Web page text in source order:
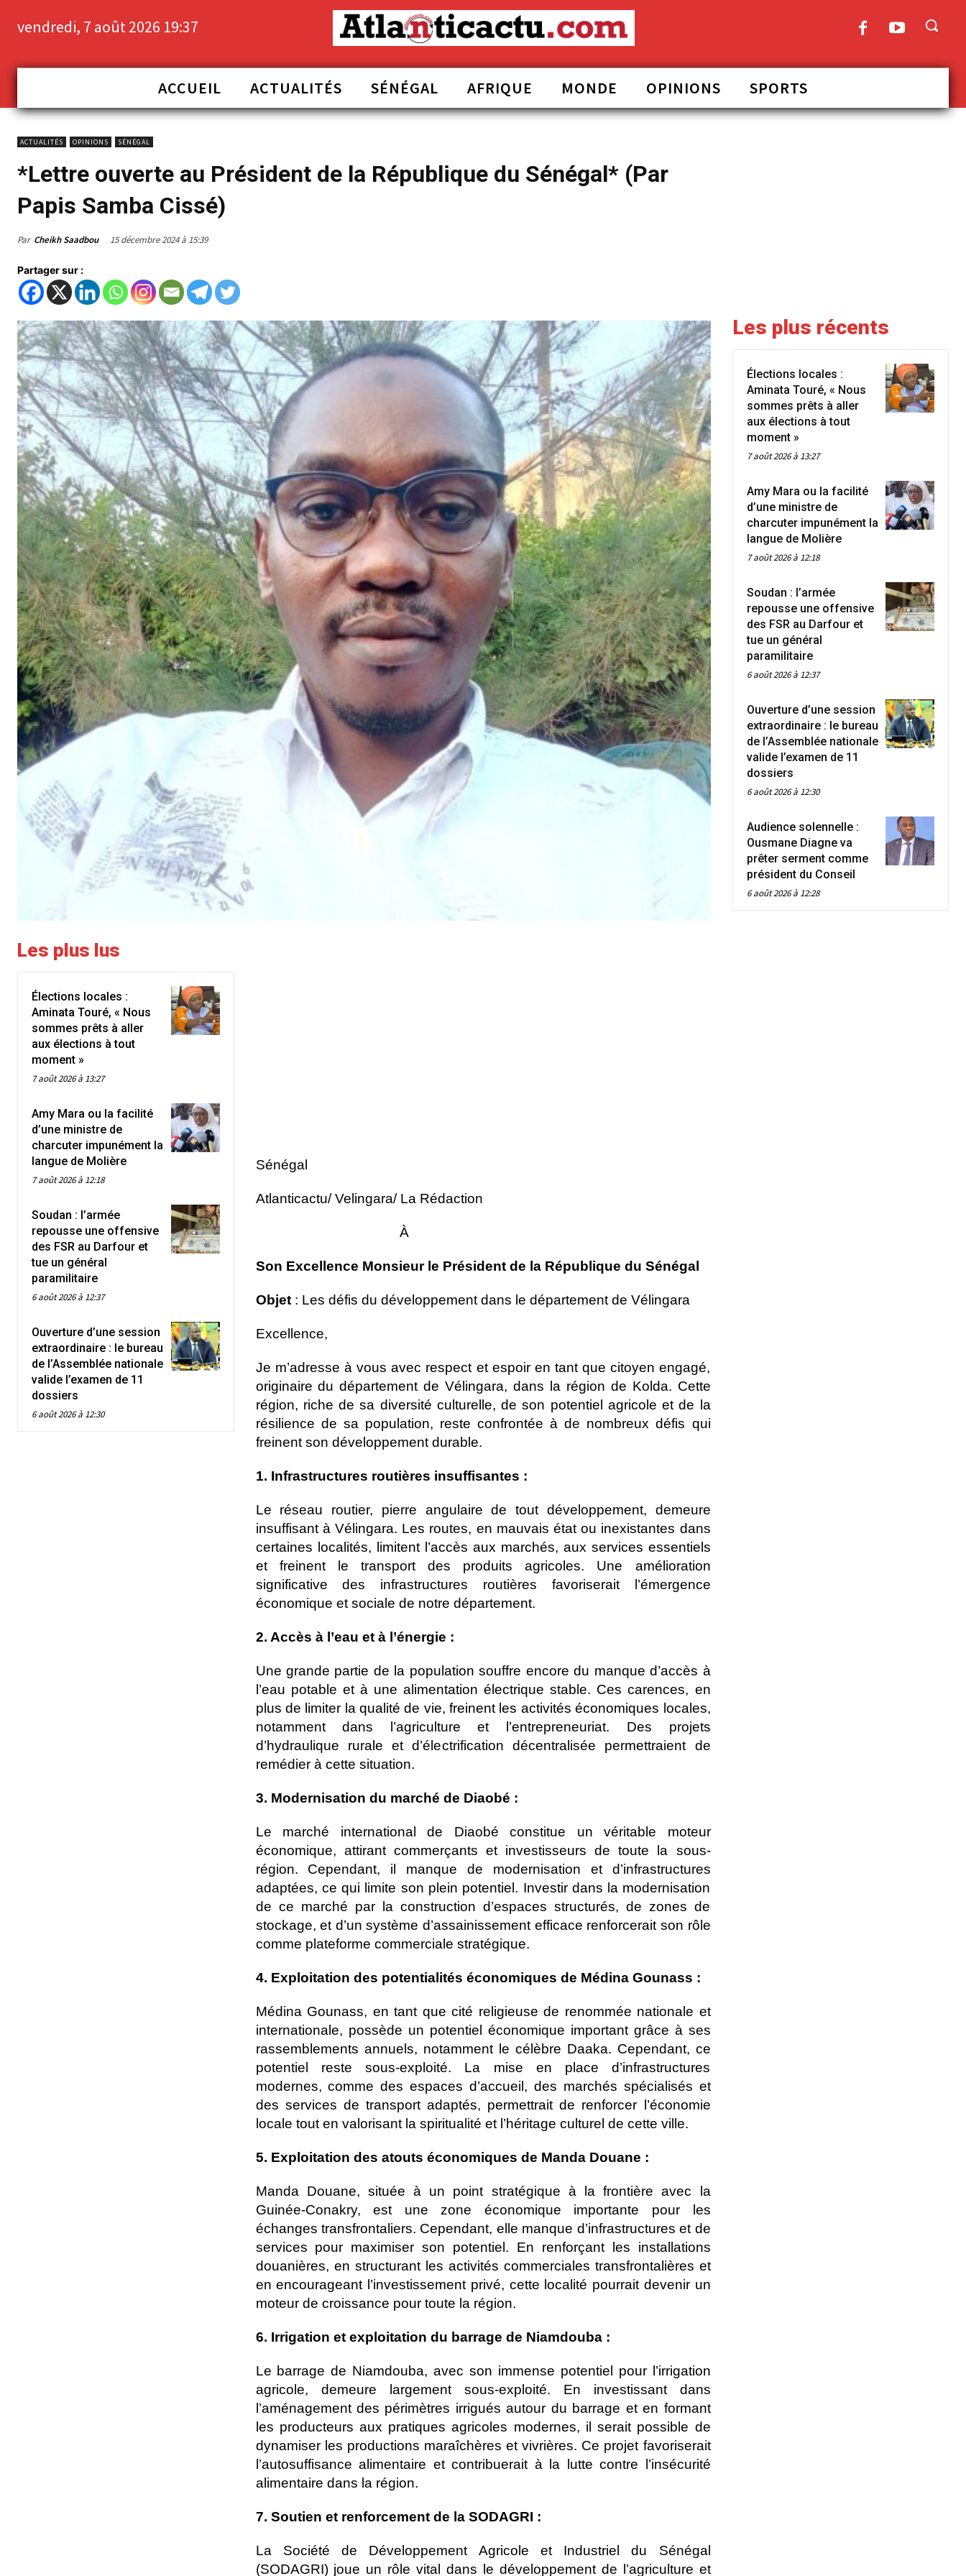
vendredi, 7 août 2026 19:37
ACCUEIL ACTUALITÉS SÉNÉGAL AFRIQUE MONDE OPINIONS SPORTS
ACTUALITÉS OPINIONS SÉNÉGAL
*Lettre ouverte au Président de la République du Sénégal* (Par
Papis Samba Cissé)
Par Cheikh Saadbou 15 décembre 2024 à 15:39
Partager sur :
Les plus lus
Élections locales :
Aminata Touré, « Nous
sommes prêts à aller
aux élections à tout
moment »
7 août 2026 à 13:27
Amy Mara ou la facilité
d’une ministre de
charcuter impunément la
langue de Molière
7 août 2026 à 12:18
Soudan : l’armée
repousse une offensive
des FSR au Darfour et
tue un général
paramilitaire
6 août 2026 à 12:37
Ouverture d’une session
extraordinaire : le bureau
de l’Assemblée nationale
valide l’examen de 11
dossiers
6 août 2026 à 12:30
Sénégal
Atlanticactu/ Velingara/ La Rédaction
À
Son Excellence Monsieur le Président de la République du Sénégal
Objet: Les défis du développement dans le département de Vélingara
Excellence,
Je m’adresse à vous avec respect et espoir en tant que citoyen engagé,
originaire du département de Vélingara, dans la région de Kolda. Cette
région, riche de sa diversité culturelle, de son potentiel agricole et de la
résilience de sa population, reste confrontée à de nombreux défis qui
freinent son développement durable.
1. Infrastructures routières insuffisantes :
Le réseau routier, pierre angulaire de tout développement, demeure
insuffisant à Vélingara. Les routes, en mauvais état ou inexistantes dans
certaines localités, limitent l’accès aux marchés, aux services essentiels
et freinent le transport des produits agricoles. Une amélioration
significative des infrastructures routières favoriserait l’émergence
économique et sociale de notre département.
2. Accès à l’eau et à l’énergie :
Une grande partie de la population souffre encore du manque d’accès à
l’eau potable et à une alimentation électrique stable. Ces carences, en
plus de limiter la qualité de vie, freinent les activités économiques locales,
notamment dans l’agriculture et l’entrepreneuriat. Des projets
d’hydraulique rurale et d’électrification décentralisée permettraient de
remédier à cette situation.
3. Modernisation du marché de Diaobé :
Le marché international de Diaobé constitue un véritable moteur
économique, attirant commerçants et investisseurs de toute la sous-
région. Cependant, il manque de modernisation et d’infrastructures
adaptées, ce qui limite son plein potentiel. Investir dans la modernisation
de ce marché par la construction d’espaces structurés, de zones de
stockage, et d’un système d’assainissement efficace renforcerait son rôle
comme plateforme commerciale stratégique.
4. Exploitation des potentialités économiques de Médina Gounass :
Médina Gounass, en tant que cité religieuse de renommée nationale et
internationale, possède un potentiel économique important grâce à ses
rassemblements annuels, notamment le célèbre Daaka. Cependant, ce
potentiel reste sous-exploité. La mise en place d’infrastructures
modernes, comme des espaces d’accueil, des marchés spécialisés et
des services de transport adaptés, permettrait de renforcer l’économie
locale tout en valorisant la spiritualité et l’héritage culturel de cette ville.
5. Exploitation des atouts économiques de Manda Douane :
Manda Douane, située à un point stratégique à la frontière avec la
Guinée-Conakry, est une zone économique importante pour les
échanges transfrontaliers. Cependant, elle manque d’infrastructures et de
services pour maximiser son potentiel. En renforçant les installations
douanières, en structurant les activités commerciales transfrontalières et
en encourageant l’investissement privé, cette localité pourrait devenir un
moteur de croissance pour toute la région.
6. Irrigation et exploitation du barrage de Niamdouba :
Le barrage de Niamdouba, avec son immense potentiel pour l’irrigation
agricole, demeure largement sous-exploité. En investissant dans
l’aménagement des périmètres irrigués autour du barrage et en formant
les producteurs aux pratiques agricoles modernes, il serait possible de
dynamiser les productions maraîchères et vivrières. Ce projet favoriserait
l’autosuffisance alimentaire et contribuerait à la lutte contre l’insécurité
alimentaire dans la région.
7. Soutien et renforcement de la SODAGRI :
La Société de Développement Agricole et Industriel du Sénégal
(SODAGRI) joue un rôle vital dans le développement de l’agriculture et
Les plus récents
Élections locales :
Aminata Touré, « Nous
sommes prêts à aller
aux élections à tout
moment »
7 août 2026 à 13:27
Amy Mara ou la facilité
d’une ministre de
charcuter impunément la
langue de Molière
7 août 2026 à 12:18
Soudan : l’armée
repousse une offensive
des FSR au Darfour et
tue un général
paramilitaire
6 août 2026 à 12:37
Ouverture d’une session
extraordinaire : le bureau
de l’Assemblée nationale
valide l’examen de 11
dossiers
6 août 2026 à 12:30
Audience solennelle :
Ousmane Diagne va
prêter serment comme
président du Conseil
6 août 2026 à 12:28